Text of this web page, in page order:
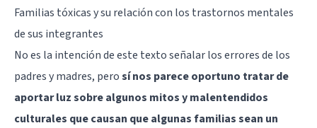
Familias tóxicas y su relación con los trastornos mentales
de sus integrantes
No es la intención de este texto señalar los errores de los
padres y madres, perosí nos parece oportuno tratar de
aportar luz sobre algunos mitos y malentendidos
culturales que causan que algunas familias sean un